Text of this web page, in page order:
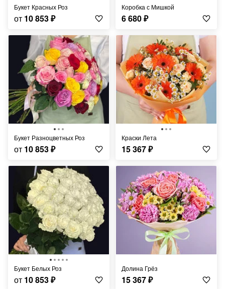
Букет Красных Роз
от 10 853₽
Коробка с Мишкой
6 680₽
Букет Разноцветных Роз
от 10 853₽
Краски Лета
15 367₽
Букет Белых Роз
от 10 853₽
Долина Грёз
15 367₽